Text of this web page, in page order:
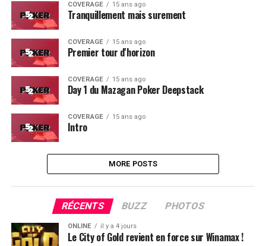
COVERAGE 15 ans ago
Tranquillement mais surement
COVERAGE 15 ans ago
Premier tour d'horizon
COVERAGE 15 ans ago
Day 1 du Mazagan Poker Deepstack
COVERAGE 15 ans ago
Intro
MORE POSTS
RÉCENTS BUZZ PHOTOS
ONLINE il y a 4 jours
Le City of Gold revient en force sur Winamax !